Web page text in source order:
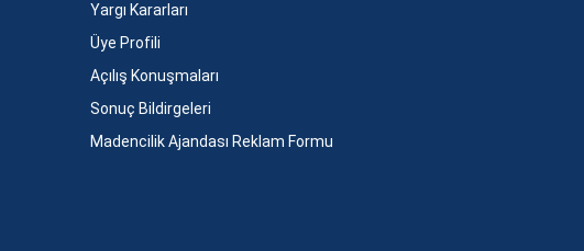
Yargı Kararları
Üye Profili
Açılış Konuşmaları
Sonuç Bildirgeleri
Madencilik Ajandası Reklam Formu